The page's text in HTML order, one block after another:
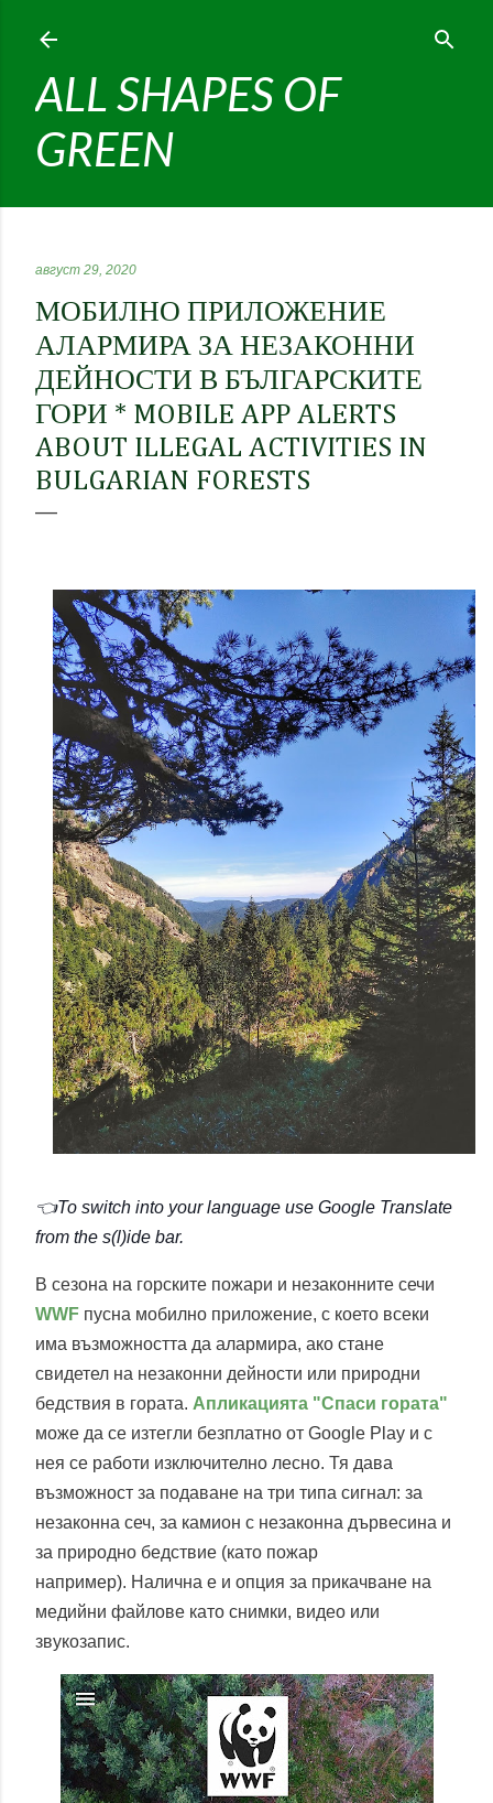
Пропускане към основното съдържание
ALL SHAPES OF
GREEN
август 29, 2020
МОБИЛНО ПРИЛОЖЕНИЕ
АЛАРМИРА ЗА НЕЗАКОННИ
ДЕЙНОСТИ В БЪЛГАРСКИТЕ
ГОРИ * MOBILE APP ALERTS
ABOUT ILLEGAL ACTIVITIES IN
BULGARIAN FORESTS
👈To switch into your language use Google Translate
from the s(l)ide bar.
В сезона на горските пожари и незаконните сечи
WWF пусна мобилно приложение, с което всеки
има възможността да алармира, ако стане
свидетел на незаконни дейности или природни
бедствия в гората. Апликацията "Спаси гората"
може да се изтегли безплатно от Google Play и с
нея се работи изключително лесно. Тя дава
възможност за подаване на три типа сигнал: за
незаконна сеч, за камион с незаконна дървесина и
за природно бедствие (като пожар
например). Налична е и опция за прикачване на
медийни файлове като снимки, видео или
звукозапис.